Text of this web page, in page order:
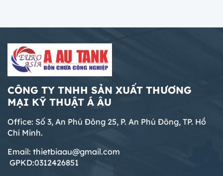
CÔNG TY TNHH SẢN XUẤT THƯƠNG
MẠI KỸ THUẬT Á ÂU
Office: Số 3, An Phú Đông 25, P. An Phú Đông, TP. Hồ
Chí Minh.
Email: thietbiaau@gmail.com
GPKD:0312426851